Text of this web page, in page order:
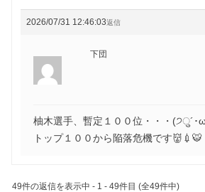
2026/07/31 12:46:03返信
下団
柚木選手、暫定１００位・・・(੭ु´･
トップ１００から陥落危機です👹💉🐯
49件の返信を表示中 - 1 - 49件目 (全49件中)